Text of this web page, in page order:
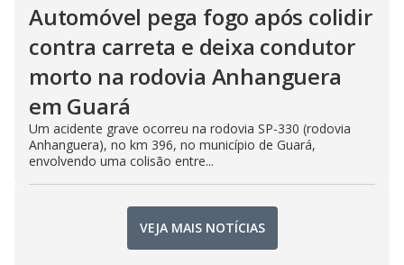
Automóvel pega fogo após colidir
contra carreta e deixa condutor
morto na rodovia Anhanguera
em Guará
Um acidente grave ocorreu na rodovia SP-330 (rodovia
Anhanguera), no km 396, no município de Guará,
envolvendo uma colisão entre...
VEJA MAIS NOTÍCIAS